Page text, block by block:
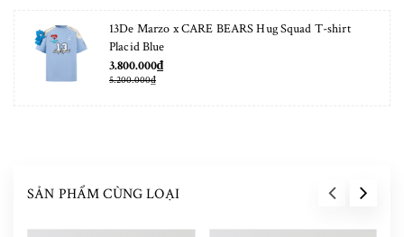
13De Marzo x CARE BEARS Hug Squad T-shirt
Placid Blue
3.800.000₫
5.200.000₫
SẢN PHẨM CÙNG LOẠI